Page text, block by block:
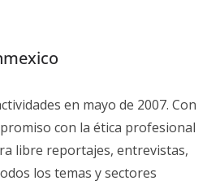
en mayo de 2007. Con
con la ética profesional
libre reportajes, entrevistas,
los temas y sectores